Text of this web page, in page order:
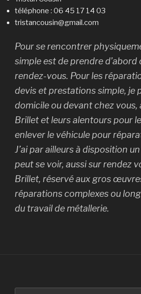
téléphone : 06 45 17 14 03
tristancousin@gmail.com
Pour se rencontrer
simple est de prendre
rendez-vous. Pour les
devis et prestations simple, je
domicile ou devant chez vous,
Brillet et leurs alentours pour
enlever le véhicule pour
J’ai par ailleurs à disposition un
peut se voir, aussi sur rendez
Brillet, réservé aux gros
réparations complexes ou
du travail de métallerie.